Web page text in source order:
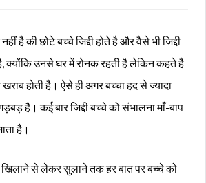
है की छोटे बच्चे जिद्दी होते है और वैसे भी जिद्दी
क्योंकि उनसे घर में रोनक रहती है लेकिन कहते है
होती है। ऐसे ही अगर बच्चा हद से ज्यादा
गड़बड़ है। कई बार जिद्दी बच्चे को संभालना माँ-बाप
है।
खिलाने से लेकर सुलाने तक हर बात पर बच्चे को